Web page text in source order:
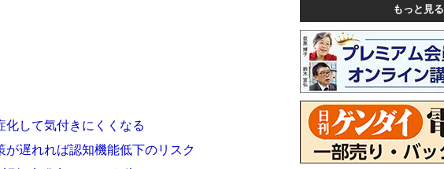
化して気付きにくくなる
遅れれば認知機能低下のリスク
もっと見る